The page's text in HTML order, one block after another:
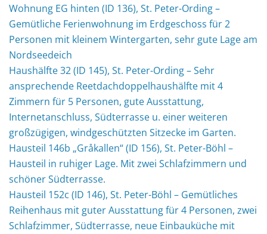
Wohnung EG hinten (ID 136), St. Peter-Ording –
Gemütliche Ferienwohnung im Erdgeschoss für 2
Personen mit kleinem Wintergarten, sehr gute Lage am
Nordseedeich
Haushälfte 32 (ID 145), St. Peter-Ording – Sehr
ansprechende Reetdachdoppelhaushälfte mit 4
Zimmern für 5 Personen, gute Ausstattung,
Internetanschluss, Südterrasse u. einer weiteren
großzügigen, windgeschützten Sitzecke im Garten.
Hausteil 146b „Gråkallen“ (ID 156), St. Peter-Böhl –
Hausteil in ruhiger Lage. Mit zwei Schlafzimmern und
schöner Südterrasse.
Hausteil 152c (ID 146), St. Peter-Böhl – Gemütliches
Reihenhaus mit guter Ausstattung für 4 Personen, zwei
Schlafzimmer, Südterrasse, neue Einbauküche mit